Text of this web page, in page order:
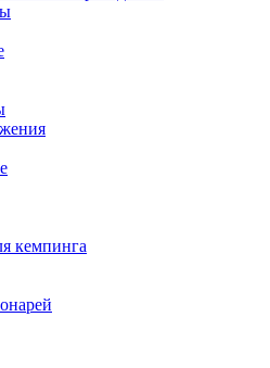
кемпинга